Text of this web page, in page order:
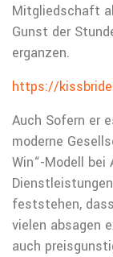
Mitgliedschaft
Gunst der
erganzen.
https://
Auch Sofern er
moderne
Win“-Modell bei
feststehen,
vielen absagen
auch